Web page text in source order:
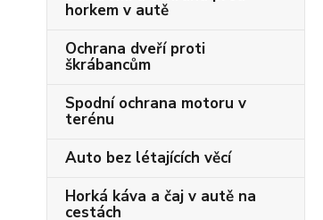
horkem v autě
Ochrana dveří proti
škrábancům
Spodní ochrana motoru v
terénu
Auto bez létajících věcí
Horká káva a čaj v autě na
cestách